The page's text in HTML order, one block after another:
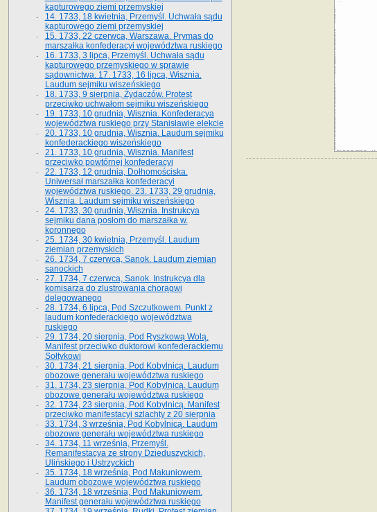
kapturowego ziemi przemyskiej
14. 1733, 18 kwietnia, Przemyśl. Uchwała sądu
kapturowego ziemi przemyskiej
15. 1733, 22 czerwca, Warszawa. Prymas do
marszałka konfederacyi województwa ruskiego
16. 1733, 3 lipca, Przemyśl. Uchwała sądu
kapturowego przemyskiego w sprawie
sądownictwa. 17. 1733, 16 lipca, Wisznia.
Laudum sejmiku wiszeńskiego
18. 1733, 9 sierpnia, Żydaczów. Protest
przeciwko uchwałom sejmiku wiszeńskiego
19. 1733, 10 grudnia, Wisznia. Konfederacya
województwa ruskiego przy Stanisławie elekcie
20. 1733, 10 grudnia, Wisznia. Laudum sejmiku
konfederackiego wiszeńskiego
21. 1733, 10 grudnia, Wisznia. Manifest
przeciwko powtórnej konfederacyi
22. 1733, 12 grudnia, Dołhomościska.
Uniwersał marszałka konfederacyi
województwa ruskiego. 23. 1733, 29 grudnia,
Wisznia. Laudum sejmiku wiszeńskiego
24. 1733, 30 grudnia, Wisznia. Instrukcya
sejmiku dana posłom do marszałka w.
koronnego
25. 1734, 30 kwietnia, Przemyśl. Laudum
ziemian przemyskich
26. 1734, 7 czerwca, Sanok. Laudum ziemian
sanockich
27. 1734, 7 czerwca, Sanok. Instrukcya dla
komisarza do zlustrowania chorągwi
delegowanego
28. 1734, 6 lipca, Pod Szczutkowem. Punkt z
laudum konfederackiego województwa
ruskiego
29. 1734, 20 sierpnia, Pod Ryszkową Wolą.
Manifest przeciwko duktorowi konfederackiemu
Sołtykowi
30. 1734, 21 sierpnia, Pod Kobylnicą. Laudum
obozowe generału województwa ruskiego
31. 1734, 23 sierpnia, Pod Kobylnicą. Laudum
obozowe generału województwa ruskiego
32. 1734, 23 sierpnia, Pod Kobylnicą. Manifest
przeciwko manifestacyi szlachty z 20 sierpnia
33. 1734, 3 września, Pod Kobylnicą. Laudum
obozowe generału województwa ruskiego
34. 1734, 11 września, Przemyśl.
Remanifestacya ze strony Dzieduszyckich,
Ulińskiego i Ustrzyckich
35. 1734, 18 września, Pod Makuniowem.
Laudum obozowe województwa ruskiego
36. 1734, 18 września, Pod Makuniowem.
Manifest generału województwa ruskiego